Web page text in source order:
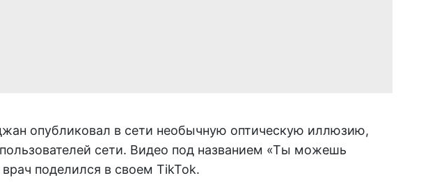
опубликовал в сети необычную оптическую иллюзию,
сети. Видео под названием «Ты можешь
поделился в своем TikTok.